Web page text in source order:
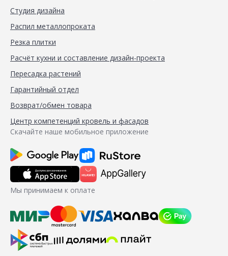
Студия дизайна
Распил металлопроката
Резка плитки
Расчёт кухни и составление дизайн-проекта
Пересадка растений
Гарантийный отдел
Возврат/обмен товара
Центр компетенций кровель и фасадов
Скачайте наше мобильное приложение
Мы принимаем к оплате